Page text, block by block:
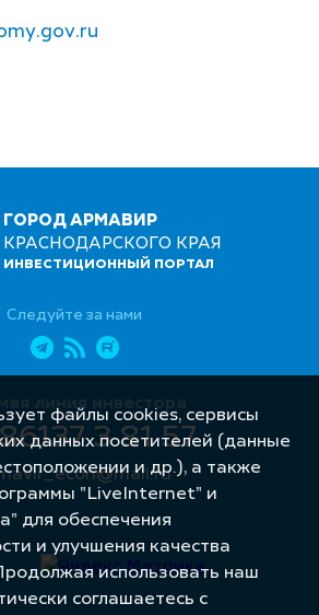
ГОРОД АРМАВИР
КРАСНОДАРСКОГО КРАЯ
ИНВЕСТИЦИОННЫЙ ПОРТАЛ
Следуйте за нами
линия инвестора
3 81 57
файлы cookies, сервисы
данных посетителей (данные
и др.), а также
"LiveInternet" и
для обеспечения
и улучшения качества
использовать наш
соглашаетесь с